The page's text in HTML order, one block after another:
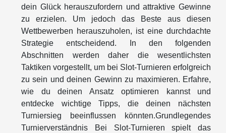
dein Glück herauszufordern und attraktive Gewinne
zu erzielen. Um jedoch das Beste aus diesen
Wettbewerben herauszuholen, ist eine durchdachte
Strategie entscheidend. In den folgenden
Abschnitten werden daher die wesentlichsten
Taktiken vorgestellt, um bei Slot-Turnieren erfolgreich
zu sein und deinen Gewinn zu maximieren. Erfahre,
wie du deinen Ansatz optimieren kannst und
entdecke wichtige Tipps, die deinen nächsten
Turniersieg beeinflussen könnten.Grundlegendes
Turnierverständnis Bei Slot-Turnieren spielt das